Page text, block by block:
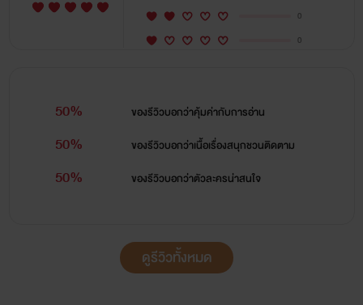
0
0
50% ของรีวิวบอกว่าคุ้มค่ากับการอ่าน
50% ของรีวิวบอกว่าเนื้อเรื่องสนุกชวนติดตาม
50% ของรีวิวบอกว่าตัวละครน่าสนใจ
ดูรีวิวทั้งหมด